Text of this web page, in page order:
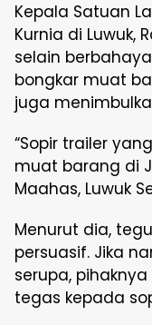
Kepala Satuan
Kurnia di Luwuk,
selain
bongkar muat
juga
“Sopir trailer
muat barang di
Maahas, Luwuk
Menurut dia,
persuasif. Jika
serupa,
tegas kepada